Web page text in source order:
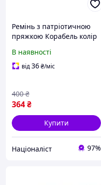
Ремінь з патріотичною
пряжкою Корабель колір
В наявності
від36₴/міс
364₴
400 ₴
Купити
Націоналіст 97%